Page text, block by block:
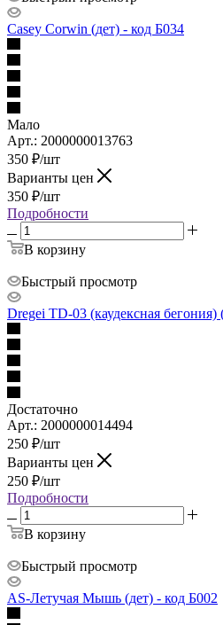
Casey Corwin (дет) - код Б034
Мало
Арт.: 2000000013763
350 ₽/шт
Варианты цен
350 ₽/шт
Подробности
В корзину
Быстрый просмотр
Dregei TD-03 (каудексная бегония)
Достаточно
Арт.: 2000000014494
250 ₽/шт
Варианты цен
250 ₽/шт
Подробности
В корзину
Быстрый просмотр
AS-Летучая Мышь (дет) - код Б002